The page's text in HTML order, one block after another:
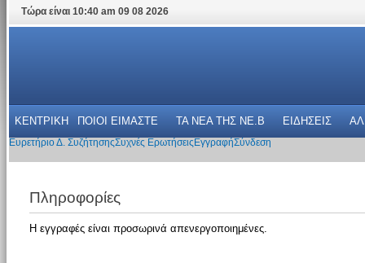
Τώρα είναι 10:40 am 09 08 2026
ΚΕΝΤΡΙΚΗ ΠΟΙΟΙ ΕΙΜΑΣΤΕ ΤΑ ΝΕΑ THΣ NE.B ΕΙΔΗΣΕΙΣ
Ευρετήριο Δ. ΣυζήτησηςΣυχνές Ερωτήσεις ΕγγραφήΣύνδεση
Πληροφορίες
Η εγγραφές είναι προσωρινά απενεργοποιημένες.